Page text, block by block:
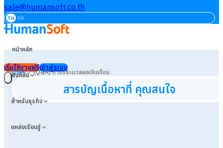
sale@humansoft.co.th
TH EN
หน้าหลัก
ฟังก์ชัน
สำหรับธุรกิจ
แหล่งเรียนรู้
เริ่มใช้งานฟรีเข้าสู่ระบบ
Q&A>(Q&A) การประมวลผลเงินเดือน
สารบัญเนื้อหาที่ คุณสนใจ